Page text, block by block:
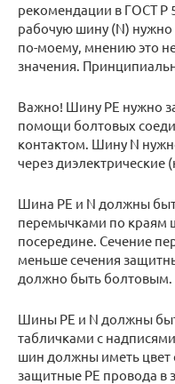
рекомендации в ГОСТ Р
рабочую шину (N)
по-моему, мнению это
значения.
Важно! Шину PE нужно
помощи болтовых
контактом. Шину N
через
Шина PE и N должны
перемычками по краям
посередине. Сечение
меньше сечения
должно быть болтовым.
Шины PE и N должны
табличками с
шин должны иметь цвет
защитные PE провода в